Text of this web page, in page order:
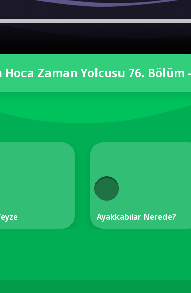
Hoca Zaman Yolcusu 76. Bölüm
Ayakkabılar Nerede?